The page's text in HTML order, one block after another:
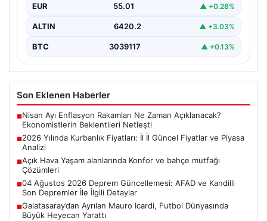
EUR 55.01 ▲ +0.28%
ALTIN 6420.2 ▲ +3.03%
BTC 3039117 ▲ +0.13%
Son Eklenen Haberler
■Nisan Ayı Enflasyon Rakamları Ne Zaman Açıklanacak?
Ekonomistlerin Beklentileri Netleşti
■2026 Yılında Kurbanlık Fiyatları: İl İl Güncel Fiyatlar ve Piyasa
Analizi
■Açık Hava Yaşam alanlarında Konfor ve bahçe mutfağı
Çözümleri
■04 Ağustos 2026 Deprem Güncellemesi: AFAD ve Kandilli
Son Depremler İle İlgili Detaylar
■Galatasaray’dan Ayrılan Mauro Icardi, Futbol Dünyasında
Büyük Heyecan Yarattı